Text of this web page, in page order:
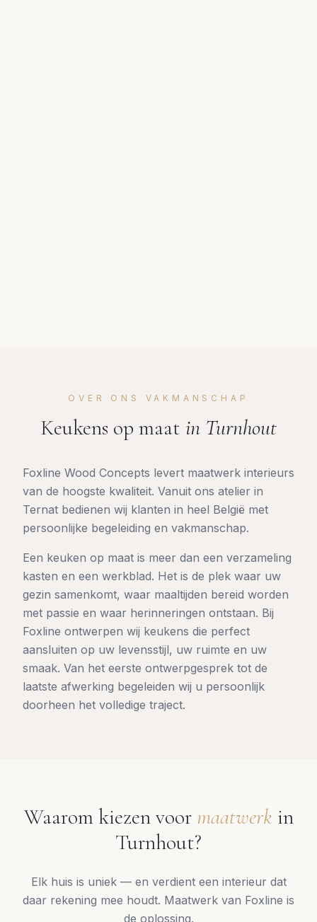
OVER ONS VAKMANSCHAP
Keukens op maat in Turnhout
Foxline Wood Concepts levert maatwerk interieurs
van de hoogste kwaliteit. Vanuit ons atelier in
Ternat bedienen wij klanten in heel België met
persoonlijke begeleiding en vakmanschap.
Een keuken op maat is meer dan een verzameling
kasten en een werkblad. Het is de plek waar uw
gezin samenkomt, waar maaltijden bereid worden
met passie en waar herinneringen ontstaan. Bij
Foxline ontwerpen wij keukens die perfect
aansluiten op uw levensstijl, uw ruimte en uw
smaak. Van het eerste ontwerpgesprek tot de
laatste afwerking begeleiden wij u persoonlijk
doorheen het volledige traject.
Waarom kiezen voor maatwerk in
Turnhout?
Elk huis is uniek — en verdient een interieur dat
daar rekening mee houdt. Maatwerk van Foxline is
de oplossing.